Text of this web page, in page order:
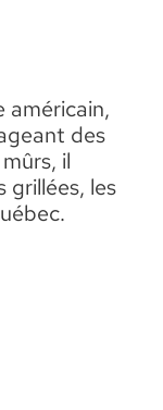
américain,
des
il
grillées, les